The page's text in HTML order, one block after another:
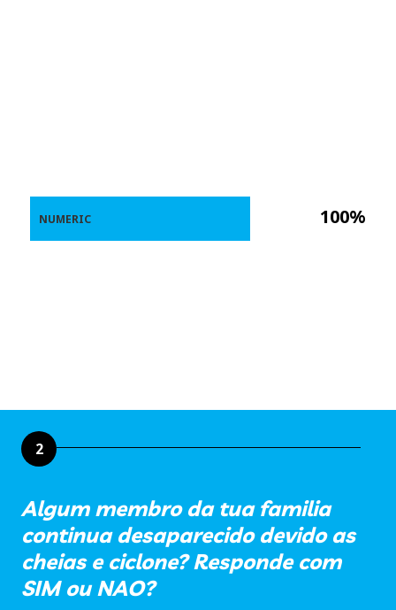
100%
NUMERIC
2
Algum membro da tua familia
continua desaparecido devido as
cheias e ciclone? Responde com
SIM ou NAO?